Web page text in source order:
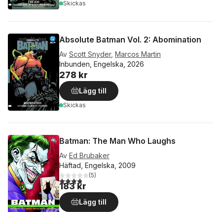
Skickas
Absolute Batman Vol. 2: Abomination
Av Scott Snyder, Marcos Martin
Inbunden, Engelska, 2026
278 kr
Lägg till
Skickas
Batman: The Man Who Laughs
Av Ed Brubaker
Häftad, Engelska, 2009
3,8utav 5 stjärnor. Totalt antal röster:
(5)
183 kr
Lägg till